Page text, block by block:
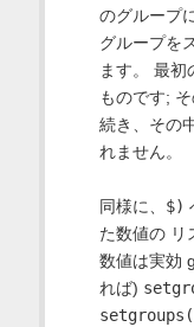
のグループ
グループを
ます。 最初
ものです;
続き、その
れません。
同様に、 $)
た数値の リ
数値は実効
れば)